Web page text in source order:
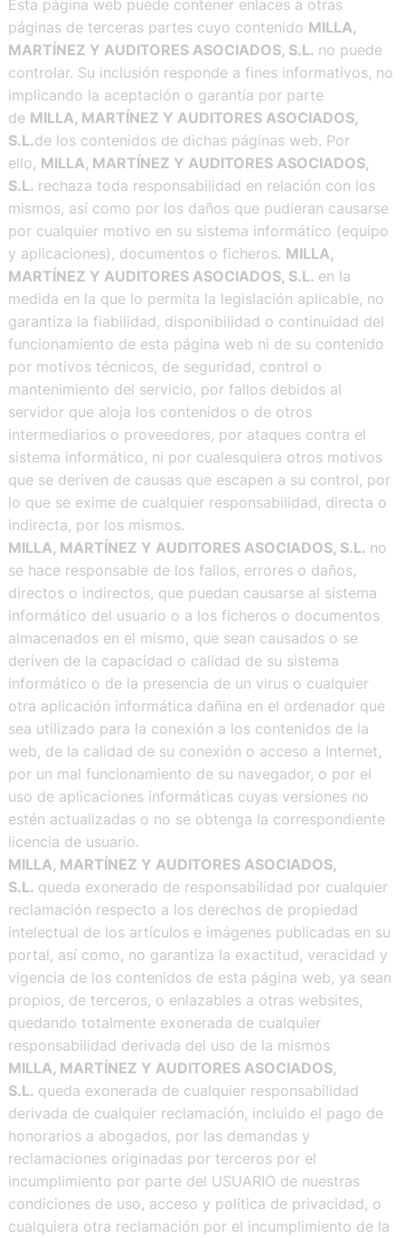
Esta página web puede contener enlaces a otras
páginas de terceras partes cuyo contenido MILLA,
MARTÍNEZ Y AUDITORES ASOCIADOS, S.L. no puede
controlar. Su inclusión responde a fines informativos, no
implicando la aceptación o garantía por parte
de MILLA, MARTÍNEZ Y AUDITORES ASOCIADOS,
S.L.de los contenidos de dichas páginas web. Por
ello, MILLA, MARTÍNEZ Y AUDITORES ASOCIADOS,
S.L. rechaza toda responsabilidad en relación con los
mismos, así como por los daños que pudieran causarse
por cualquier motivo en su sistema informático (equipo
y aplicaciones), documentos o ficheros. MILLA,
MARTÍNEZ Y AUDITORES ASOCIADOS, S.L. en la
medida en la que lo permita la legislación aplicable, no
garantiza la fiabilidad, disponibilidad o continuidad del
funcionamiento de esta página web ni de su contenido
por motivos técnicos, de seguridad, control o
mantenimiento del servicio, por fallos debidos al
servidor que aloja los contenidos o de otros
intermediarios o proveedores, por ataques contra el
sistema informático, ni por cualesquiera otros motivos
que se deriven de causas que escapen a su control, por
lo que se exime de cualquier responsabilidad, directa o
indirecta, por los mismos.
MILLA, MARTÍNEZ Y AUDITORES ASOCIADOS, S.L. no
se hace responsable de los fallos, errores o daños,
directos o indirectos, que puedan causarse al sistema
informático del usuario o a los ficheros o documentos
almacenados en el mismo, que sean causados o se
deriven de la capacidad o calidad de su sistema
informático o de la presencia de un virus o cualquier
otra aplicación informática dañina en el ordenador que
sea utilizado para la conexión a los contenidos de la
web, de la calidad de su conexión o acceso a Internet,
por un mal funcionamiento de su navegador, o por el
uso de aplicaciones informáticas cuyas versiones no
estén actualizadas o no se obtenga la correspondiente
licencia de usuario.
MILLA, MARTÍNEZ Y AUDITORES ASOCIADOS,
S.L. queda exonerado de responsabilidad por cualquier
reclamación respecto a los derechos de propiedad
intelectual de los artículos e imágenes publicadas en su
portal, así como, no garantiza la exactitud, veracidad y
vigencia de los contenidos de esta página web, ya sean
propios, de terceros, o enlazables a otras websites,
quedando totalmente exonerada de cualquier
responsabilidad derivada del uso de la mismos
MILLA, MARTÍNEZ Y AUDITORES ASOCIADOS,
S.L. queda exonerada de cualquier responsabilidad
derivada de cualquier reclamación, incluido el pago de
honorarios a abogados, por las demandas y
reclamaciones originadas por terceros por el
incumplimiento por parte del USUARIO de nuestras
condiciones de uso, acceso y política de privacidad, o
cualquiera otra reclamación por el incumplimiento de la